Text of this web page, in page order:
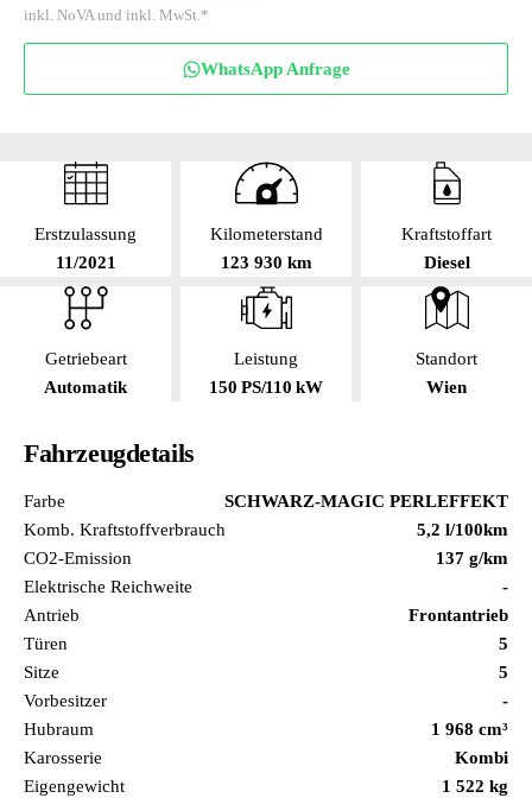
inkl. NoVA und inkl. MwSt.*
WhatsApp Anfrage
Erstzulassung
11/2021
Kilometerstand
123 930 km
Kraftstoffart
Diesel
Getriebeart
Automatik
Leistung
150 PS/110 kW
Standort
Wien
Fahrzeugdetails
Farbe
SCHWARZ-MAGIC PERLEFFEKT
Komb. Kraftstoffverbrauch
5,2 l/100km
CO2-Emission
137 g/km
Elektrische Reichweite
-
Antrieb
Frontantrieb
Türen
5
Sitze
5
Vorbesitzer
-
Hubraum
1 968 cm³
Karosserie
Kombi
Eigengewicht
1 522 kg